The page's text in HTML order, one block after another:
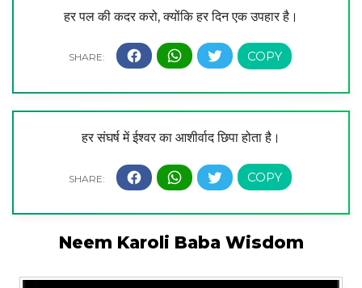
हर पल की कदर करो, क्योंकि हर दिन एक उपहार है।
हर संघर्ष में ईश्वर का आशीर्वाद छिपा होता है।
Neem Karoli Baba Wisdom